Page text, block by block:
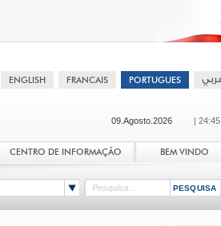
09.Agosto.2026 | 24:45
CENTRO DE INFORMAÇÃO BEM VINDO